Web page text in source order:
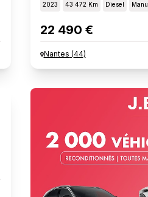
2023 43 472 Km Diesel
22 490 €
Nantes (44)